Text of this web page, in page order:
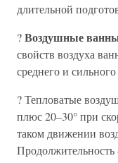
длительной
?Воздушные
свойств воздуха
среднего и
? Тепловатые
плюс 20–30° при
таком движении